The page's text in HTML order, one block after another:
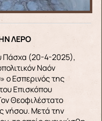
ΛΕΡΟ
Πάσχα (20-4-2025),
Ναόν
ο Εσπερινός της
Επισκόπου
Θεοφιλέστατο
νήσου. Μετά την